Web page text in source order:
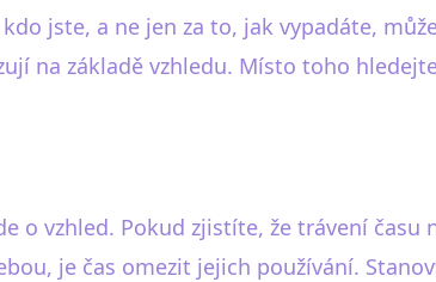
jste, a ne jen za to, jak vypadáte,
na základě vzhledu. Místo toho
vzhled. Pokud zjistíte, že trávení
je čas omezit jejich používání.